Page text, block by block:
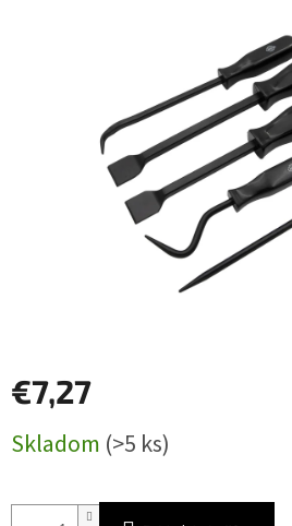
€7,27
cena:
Skladom (>5 ks)